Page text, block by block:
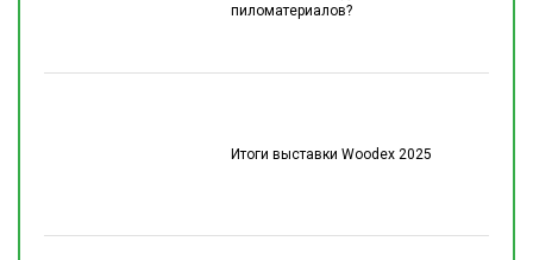
пиломатериалов?
Итоги выставки Woodex 2025